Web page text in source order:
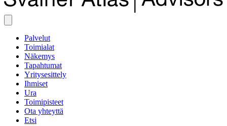
Palvelut
Toimialat
Näkemys
Tapahtumat
Yritysesittely
Ihmiset
Ura
Toimipisteet
Ota yhteyttä
Etsi